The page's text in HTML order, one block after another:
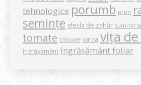
tehnologice porumb prun
semințe sfecla de zahăr summit
tomate triticale varza vița de
îngrășământ îngrășământ foliar